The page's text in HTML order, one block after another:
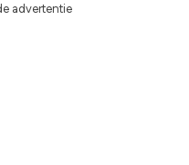
advertentie